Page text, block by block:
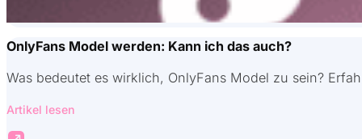
OnlyFans Model werden: Kann ich das auch?
Was bedeutet es wirklich, OnlyFans Model zu sein?
Artikel lesen